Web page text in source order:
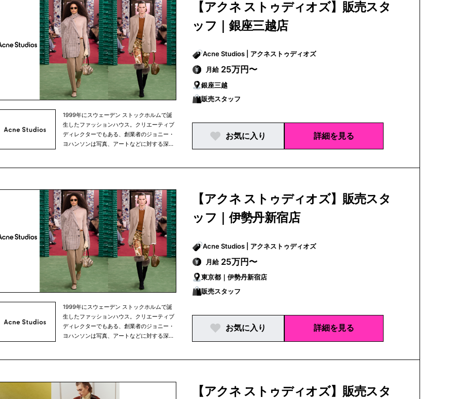
1999年にスウェーデン ストックホルムで誕
生したファッションハウス。クリエーティブ
ディレクターでもある、創業者のジョニー・
ヨハンソンは写真、アートなどに対する深い
に加えやすく、メンズ、ウィメンズ共にウェ
アからシューズ、アクセサリーまで幅広く展
開しています。 創業当初は、スカンジナビア
半島中心にブランドを展開していましたが、
現在はニューヨーク、ロンドン、パリ、東京
と世界中にショップを構えています。
【アクネ ストゥディオズ】販売スタ
ッフ｜銀座三越店
Acne Studios | アクネストゥディオズ
月給 25万円〜
銀座三越
販売スタッフ
お気に入り 詳細を見る
1999年にスウェーデン ストックホルムで誕
生したファッションハウス。クリエーティブ
ディレクターでもある、創業者のジョニー・
ヨハンソンは写真、アートなどに対する深い
に加えやすく、メンズ、ウィメンズ共にウェ
アからシューズ、アクセサリーまで幅広く展
【アクネ ストゥディオズ】販売スタ
ッフ｜伊勢丹新宿店
Acne Studios | アクネストゥディオズ
月給 25万円〜
東京都｜伊勢丹新宿店
販売スタッフ
お気に入り 詳細を見る
【アクネ ストゥディオズ】販売スタ